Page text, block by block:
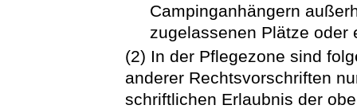
Campinganhängern
zugelassenen Plätze oder
(2) In der Pflegezone sind
anderer Rechtsvorschriften
schriftlichen Erlaubnis der